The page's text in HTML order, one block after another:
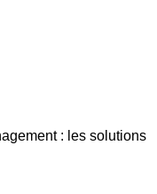
: les solutions